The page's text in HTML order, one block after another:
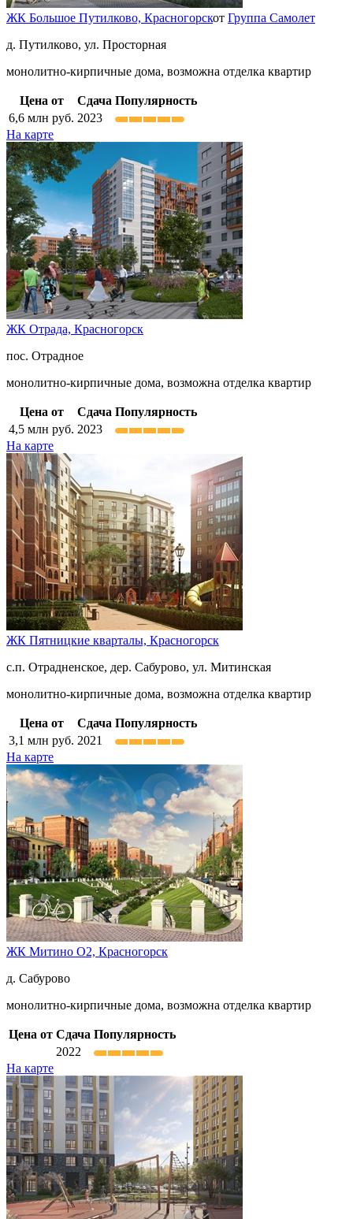
ЖК Большое Путилково, Красногорскот Группа Самолет
д. Путилково, ул. Просторная
монолитно-кирпичные дома, возможна отделка квартир
Цена от Сдача Популярность
6,6 млн руб. 2023
На карте
ЖК Отрада, Красногорск
пос. Отрадное
монолитно-кирпичные дома, возможна отделка квартир
Цена от Сдача Популярность
4,5 млн руб. 2023
На карте
ЖК Пятницкие кварталы, Красногорск
с.п. Отрадненское, дер. Сабурово, ул. Митинская
монолитно-кирпичные дома, возможна отделка квартир
Цена от Сдача Популярность
3,1 млн руб. 2021
На карте
ЖК Митино О2, Красногорск
д. Сабурово
монолитно-кирпичные дома, возможна отделка квартир
Цена от Сдача Популярность
2022
На карте